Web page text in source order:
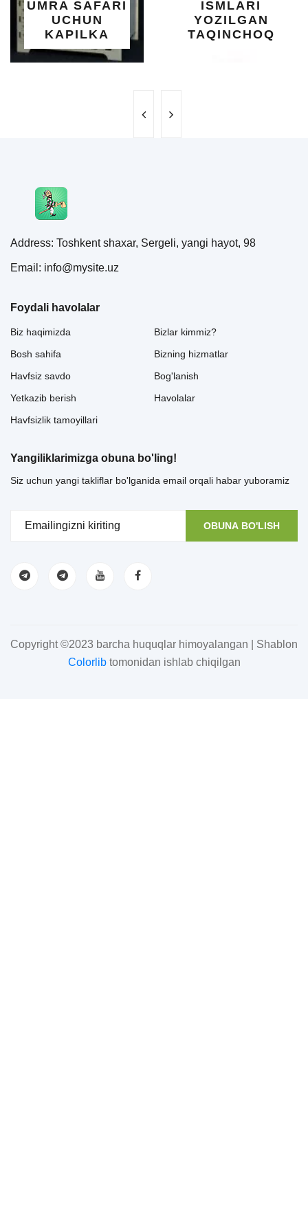
ISMLARI
TAQINCHOQ
Address: Toshkent shaxar, Sergeli, yangi hayot, 98
Email: info@mysite.uz
Foydali havolalar
Biz haqimizda
Bosh sahifa
Havfsiz savdo
Yetkazib berish
Havfsizlik tamoyillari
Bizlar kimmiz?
Bizning hizmatlar
Bog'lanish
Havolalar
Yangiliklarimizga obuna bo'ling!
Siz uchun yangi takliflar bo'lganida email orqali habar yuboramiz
OBUNA BO'LISH
Copyright ©2023 barcha huquqlar himoyalangan | Shablon
Colorlibtomonidan ishlab chiqilgan